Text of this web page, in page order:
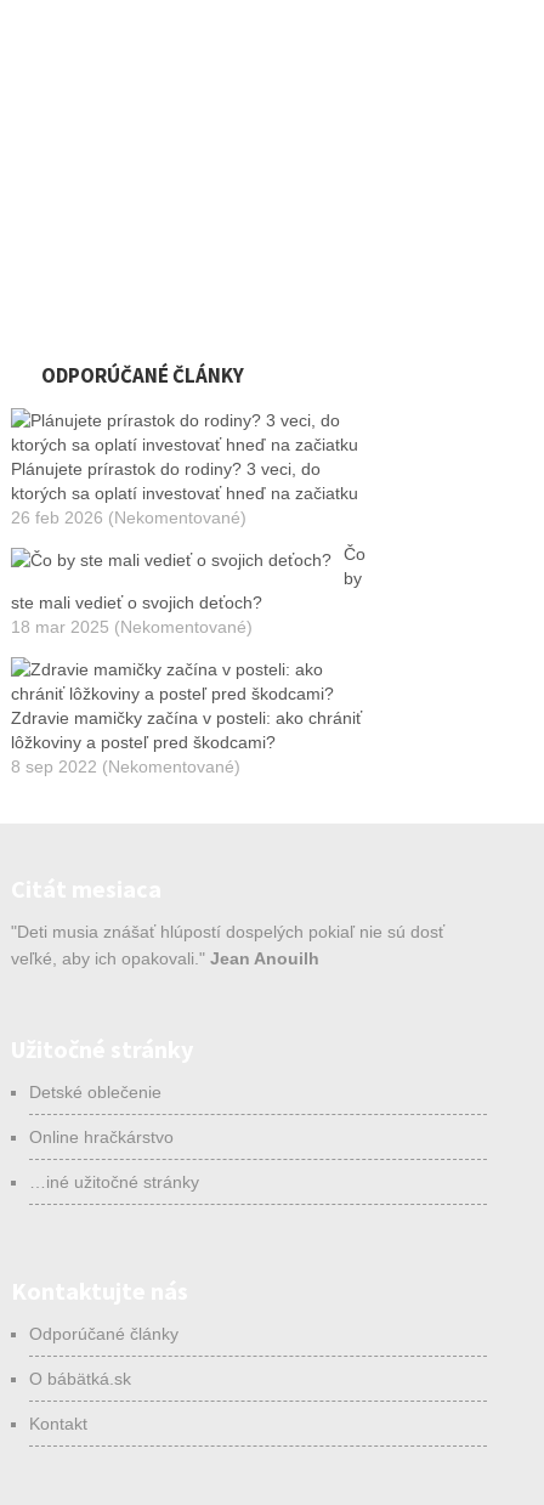
ODPORÚČANÉ ČLÁNKY
Plánujete prírastok do rodiny? 3 veci, do
ktorých sa oplatí investovať hneď na začiatku
26 feb 2026 (Nekomentované)
Čo
by
ste mali vedieť o svojich deťoch?
18 mar 2025 (Nekomentované)
Zdravie mamičky začína v posteli: ako chrániť
lôžkoviny a posteľ pred škodcami?
8 sep 2022 (Nekomentované)
"Deti musia znášať hlúpostí dospelých pokiaľ nie sú dosť
veľké, aby ich opakovali." Jean Anouilh
Detské oblečenie
Online hračkárstvo
…iné užitočné stránky
Odporúčané články
O bábätká.sk
Kontakt